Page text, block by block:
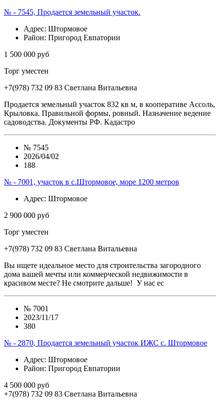
№ - 7545, Продается земельный участок.
Адрес: Штормовое
Район: Пригород Евпатории
1 500 000 руб
Торг уместен
+7(978) 732 09 83 Cветлана Витальевна
Продается земельный участок 832 кв м, в кооперативе Ассоль,
Крыловка. Правильной формы, ровный. Назначение ведение
садоводства. Документы РФ. Кадастро
№ 7545
2026/04/02
188
№ - 7001, участок в с.Штормовое, море 1200 метров
Адрес: Штормовое
2 900 000 руб
Торг уместен
+7(978) 732 09 83 Cветлана Витальевна
Вы ищете идеальное место для строительства загородного
дома вашей мечты или коммерческой недвижимости в
красивом месте? Не смотрите дальше! У нас ес
№ 7001
2023/11/17
380
№ - 2870, Продается земельный участок ИЖС с. Штормовое
Адрес: Штормовое
Район: Пригород Евпатории
4 500 000 руб
+7(978) 732 09 83 Cветлана Витальевна